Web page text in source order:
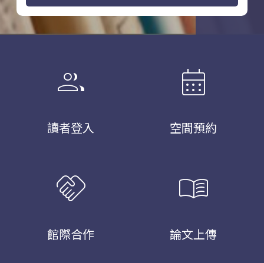
group
讀者登入
calendar_month
空間預約
handshake
館際合作
menu_book
論文上傳